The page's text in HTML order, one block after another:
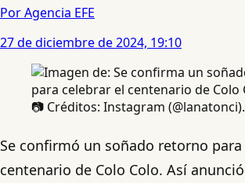
Por Agencia EFE
27 de diciembre de 2024, 19:10
📷 Créditos: Instagram (@lanatonci).
Se confirmó un soñado retorno
centenario de Colo Colo. Así